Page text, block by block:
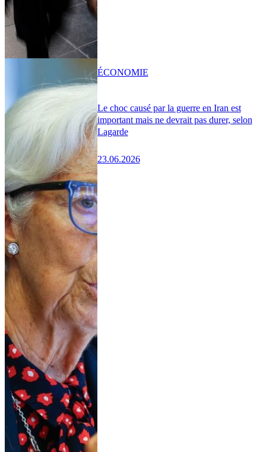
Le choc causé par la guerre en Iran est
important mais ne devrait pas durer, selon
Lagarde
23.06.2026
ÉCONOMIE